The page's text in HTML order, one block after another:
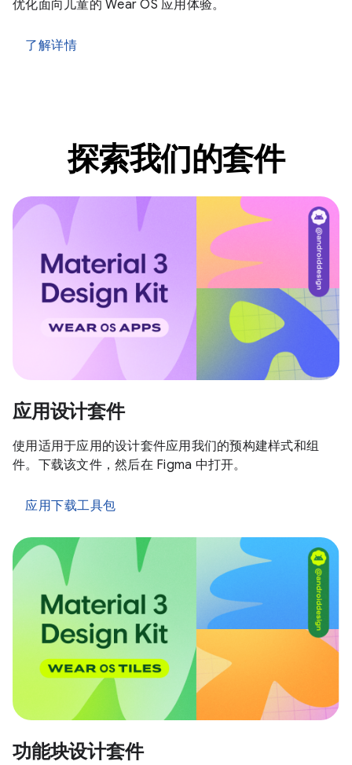
优化面向儿童的 Wear OS 应用体验。
了解详情
探索我们的套件
应用设计套件
使用适用于应用的设计套件应用我们的预构建样式和组
件。下载该文件，然后在 Figma 中打开。
应用下载工具包
功能块设计套件